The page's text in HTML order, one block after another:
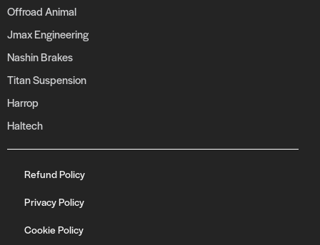
Offroad Animal
Jmax Engineering
Nashin Brakes
Titan Suspension
Harrop
Haltech
Refund Policy
Privacy Policy
Cookie Policy